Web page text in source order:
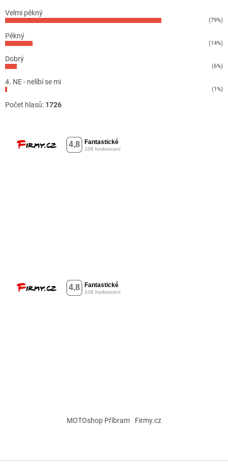
Velmi pěkný
(79%)
Pěkný
(14%)
Dobrý
(6%)
4. NE - nelíbí se mi
(1%)
Počet hlasů: 1726
MOTOshop Příbram Firmy.cz